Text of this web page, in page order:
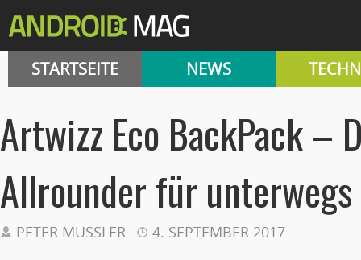
STARTSEITE NEWS
Artwizz Eco BackPack –
Allrounder für unterwegs
PETER MUSSLER 4. SEPTEMBER 2017